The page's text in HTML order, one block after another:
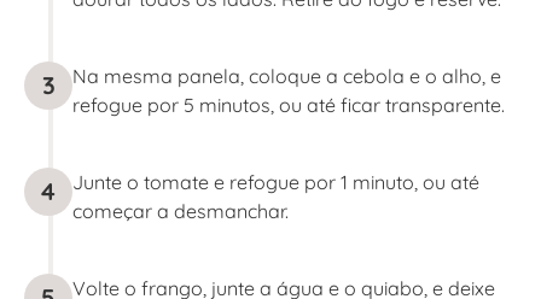
3
Na mesma panela, coloque a cebola e o alho, e
refogue por 5 minutos, ou até ficar transparente.
4
Junte o tomate e refogue por 1 minuto, ou até
começar a desmanchar.
Volte o frango, junte a água e o quiabo, e deixe